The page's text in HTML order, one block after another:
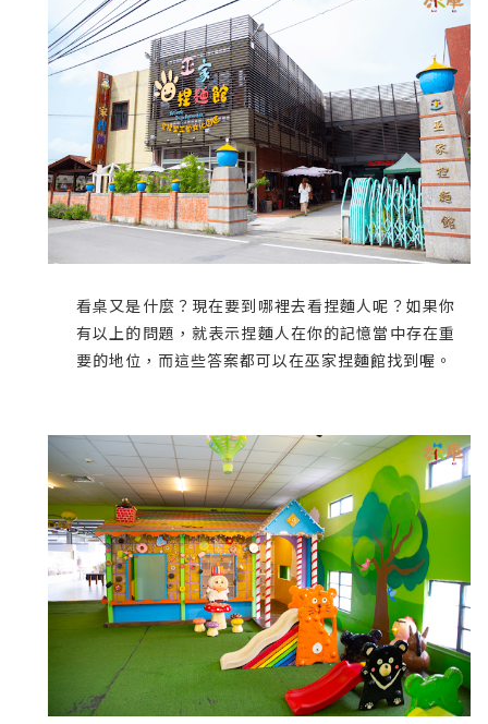
看桌又是什麼？現在要到哪裡去看捏麵人呢？如果你
有以上的問題，就表示捏麵人在你的記憶當中存在重
要的地位，而這些答案都可以在巫家捏麵館找到喔。